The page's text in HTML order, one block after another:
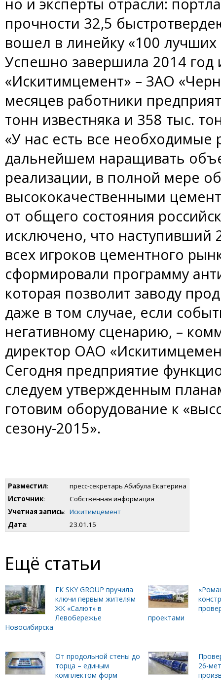
прочности 32,5
вошел в линейку «100 лучших
Успешно завершила 2014
«Искитимцемент» – ЗАО
месяцев работники
тонн известняка и 358 тыс.
«У нас есть все необходимые
дальнейшем наращивать
реализации, в полной мере
высококачественными
от общего состояния
исключено, что наступивший
всех игроков цементного
сформировали программу
которая позволит заводу
даже в том случае, если
негативному сценарию, –
директор ОАО
Сегодня предприятие
следуем утвержденным
готовим оборудование к
сезону-2015».
Разместил:
пресс-секретарь Абибула Екатерина
Источник:
Собственная информация
Учетная запись: Искитимцемент
Дата: 23.01.15
Ещё статьи
ГК SKY GROUP вручила
ключи первым жителям
ЖК «Салют» в
Левобережье
Новосибирска
проектами
От продольной стены до
торца – единым
комплектом форм
26-